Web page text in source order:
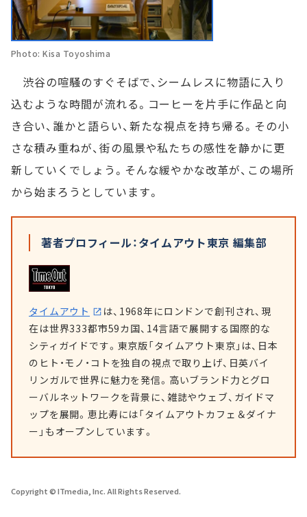
Photo: Kisa Toyoshima
渋谷の喧騒のすぐそばで、シームレスに物語に入り
込むような時間が流れる。コーヒーを片手に作品と向
き合い、誰かと語らい、新たな視点を持ち帰る。その小
さな積み重ねが、街の風景や私たちの感性を静かに更
新していくでしょう。そんな緩やかな改革が、この場所
から始まろうとしています。
著者プロフィール：タイムアウト東京 編集部
タイムアウト
は、1968年にロンドンで創刊され、現
在は世界333都市59カ国、14言語で展開する国際的な
シティガイドです。東京版「タイムアウト東京」は、日本
のヒト・モノ・コトを独自の視点で取り上げ、日英バイ
リンガルで世界に魅力を発信。高いブランド力とグロ
ーバルネットワークを背景に、雑誌やウェブ、ガイドマ
ップを展開。恵比寿には「タイムアウトカフェ＆ダイナ
ー」もオープンしています。
Copyright © ITmedia, Inc. All Rights Reserved.